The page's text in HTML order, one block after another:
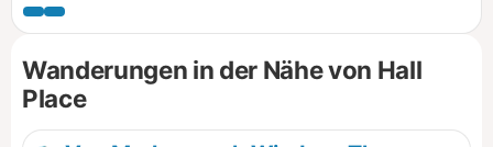
Thames Path. Der Höhepunkt der Wanderung ist ein
majestätischer 3 Meilen langer Abschnitt entlang der
Themse.
Wanderungen in der Nähe von Hall
Place